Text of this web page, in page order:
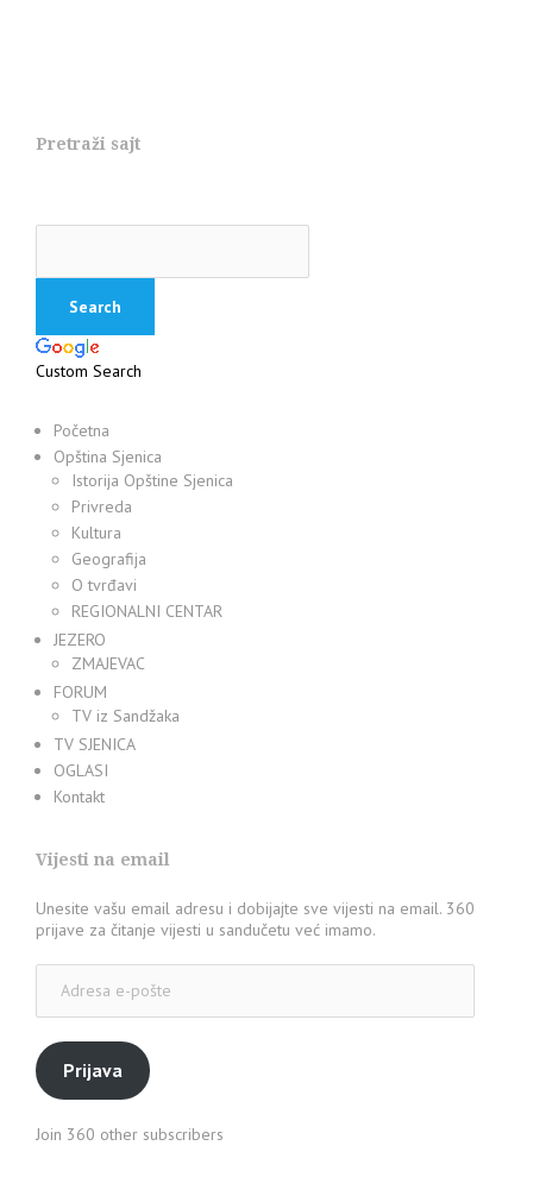
Pretraži sajt
Custom Search
Početna
Opština Sjenica
Istorija Opštine Sjenica
Privreda
Kultura
Geografija
O tvrđavi
REGIONALNI CENTAR
JEZERO
ZMAJEVAC
FORUM
TV iz Sandžaka
TV SJENICA
OGLASI
Kontakt
Vijesti na email
Unesite vašu email adresu i dobijajte sve vijesti na email. 360
prijave za čitanje vijesti u sandučetu već imamo.
pošte
Prijava
Join 360 other subscribers